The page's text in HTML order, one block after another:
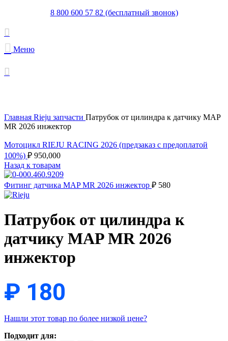
8 800 600 57 82 (бесплатный звонок)
Меню
Главная Rieju запчасти Патрубок от цилиндра к датчику MAP
MR 2026 инжектор
Мотоцикл RIEJU RACING 2026 (предзаказ с предоплатой
100%) ₽ 950,000
Назад к товарам
Фитинг датчика MAP MR 2026 инжектор ₽ 580
Патрубок от цилиндра к
датчику MAP MR 2026
инжектор
₽ 180
Нашли этот товар по более низкой цене?
Подходит для: